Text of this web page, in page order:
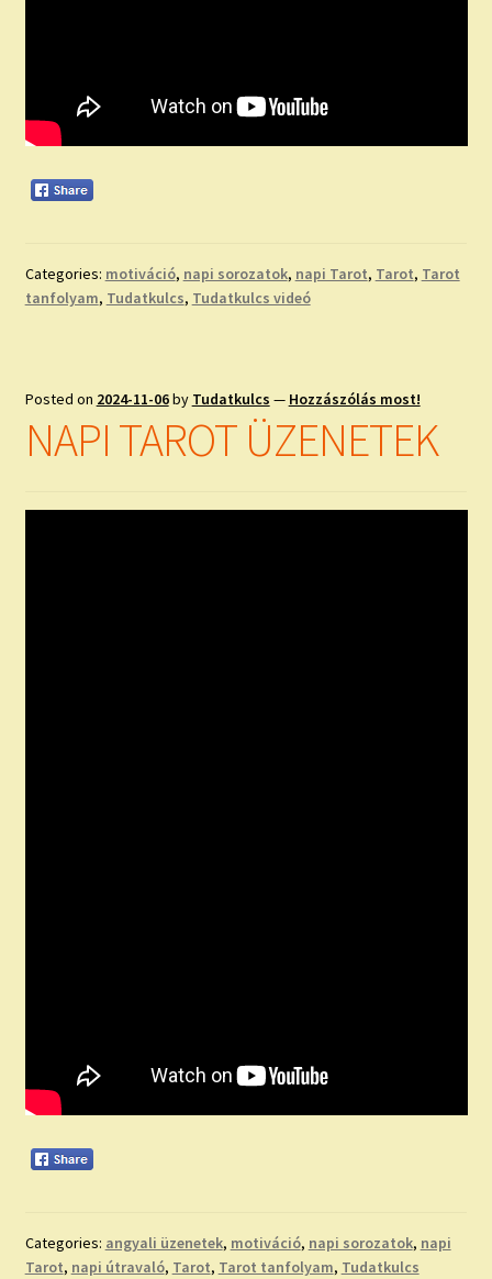
Categories: motiváció, napi sorozatok, napi Tarot, Tarot, Tarot
tanfolyam, Tudatkulcs, Tudatkulcs videó
Posted on 2024-11-06by Tudatkulcs — Hozzászólás most!
NAPI TAROT ÜZENETEK
Categories: angyali üzenetek, motiváció, napi sorozatok, napi
Tarot, napi útravaló, Tarot, Tarot tanfolyam, Tudatkulcs